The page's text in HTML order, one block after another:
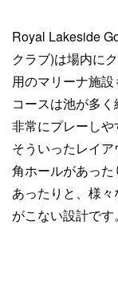
Royal Lakeside
クラブ)は場内に
用のマリーナ施設
コースは池が多
非常にプレーしや
そういったレイ
角ホールがあっ
あったりと、様
がこない設計です。